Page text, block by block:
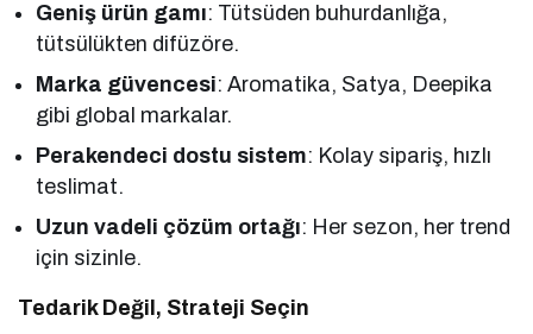
Geniş ürün gamı: Tütsüden buhurdanlığa,
tütsülükten difüzöre.
Marka güvencesi: Aromatika, Satya, Deepika
gibi global markalar.
Perakendeci dostu sistem: Kolay sipariş, hızlı
teslimat.
Uzun vadeli çözüm ortağı: Her sezon, her trend
için sizinle.
Tedarik Değil, Strateji Seçin